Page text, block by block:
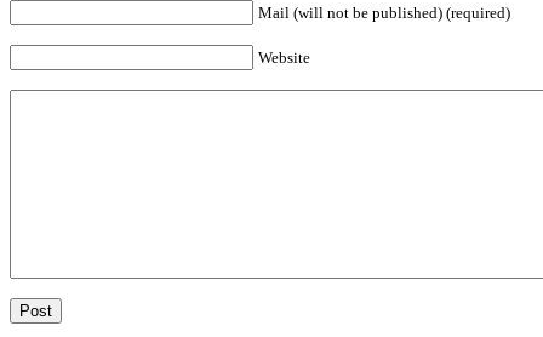
Mail (will not be published) (required)
Website